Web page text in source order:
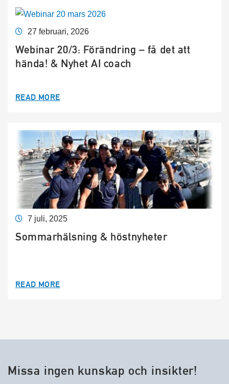
27 februari, 2026
Webinar 20/3: Förändring – få det att
hända! & Nyhet AI coach
READ MORE
7 juli, 2025
Sommarhälsning & höstnyheter
READ MORE
Missa ingen kunskap och insikter!